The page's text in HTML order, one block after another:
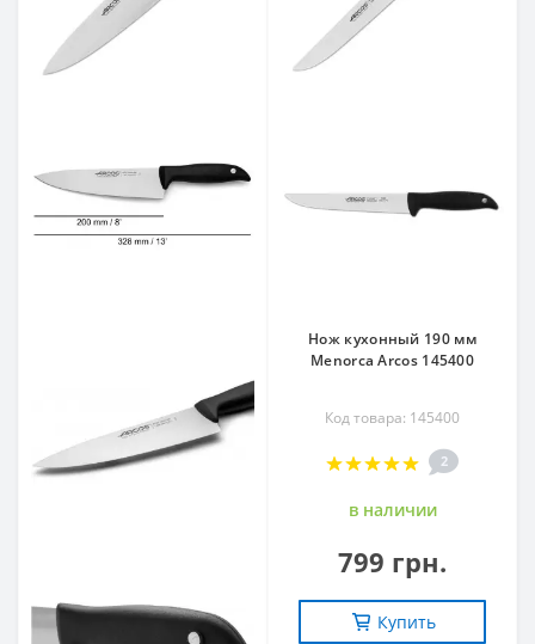
Нож кухонный 190 мм
Menorca Arcos 145400
Код товара: 145400
2
в наличии
799 грн.
Купить